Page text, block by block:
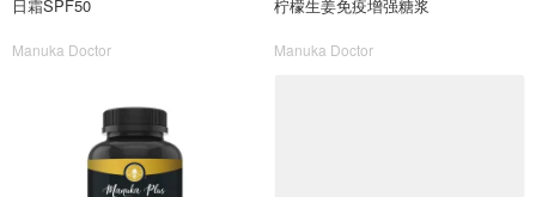
日霜SPF50
Manuka Doctor
柠檬生姜免疫增强糖浆
Manuka Doctor